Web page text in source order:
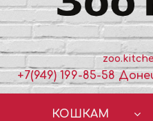
+7(949) 199-85-58
КОШКАМ